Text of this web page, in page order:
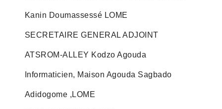
Kanin Doumassessé LOME
SECRETAIRE GENERAL ADJOINT
ATSROM-ALLEY Kodzo Agouda
Informaticien, Maison Agouda Sagbado
Adidogome ,LOME